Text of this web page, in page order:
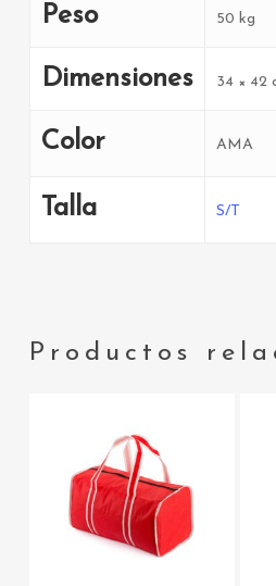
Peso 50 kg
Dimensiones 34 × 42
Color AMA
Talla S/T
Productos